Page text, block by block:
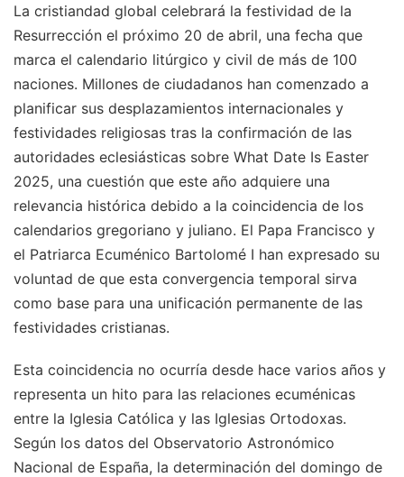
La cristiandad global celebrará la festividad de la
Resurrección el próximo 20 de abril, una fecha que
marca el calendario litúrgico y civil de más de 100
naciones. Millones de ciudadanos han comenzado a
planificar sus desplazamientos internacionales y
festividades religiosas tras la confirmación de las
autoridades eclesiásticas sobre What Date Is Easter
2025, una cuestión que este año adquiere una
relevancia histórica debido a la coincidencia de los
calendarios gregoriano y juliano. El Papa Francisco y
el Patriarca Ecuménico Bartolomé I han expresado su
voluntad de que esta convergencia temporal sirva
como base para una unificación permanente de las
festividades cristianas.
Esta coincidencia no ocurría desde hace varios años y
representa un hito para las relaciones ecuménicas
entre la Iglesia Católica y las Iglesias Ortodoxas.
Según los datos del Observatorio Astronómico
Nacional de España, la determinación del domingo de